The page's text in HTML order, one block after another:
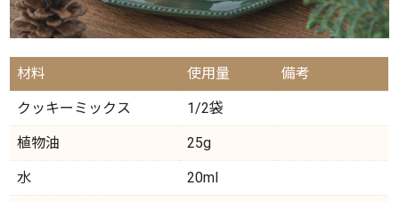
材料 使用量 備考
クッキーミックス 1/2袋
植物油 25g
水 20ml